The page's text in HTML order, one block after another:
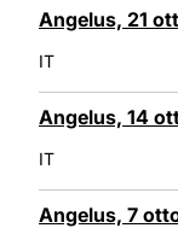
Angelus, 21
IT
Angelus, 14
IT
Angelus, 7